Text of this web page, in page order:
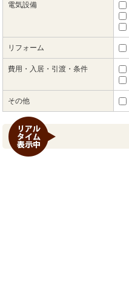
電気設備
リフォーム
費用・入居・引渡・条件
その他